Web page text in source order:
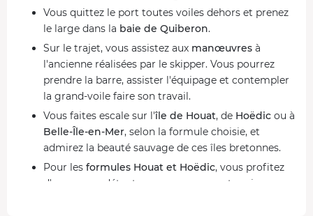
Vous quittez le port toutes voiles dehors et prenez
le large dans la baie de Quiberon.
Sur le trajet, vous assistez aux manœuvres à
l'ancienne réalisées par le skipper. Vous pourrez
prendre la barre, assister l'équipage et contempler
la grand-voile faire son travail.
Vous faites escale sur l'île de Houat, de Hoëdic ou à
Belle-Île-en-Mer, selon la formule choisie, et
admirez la beauté sauvage de ces îles bretonnes.
Pour les formules Houat et Hoëdic, vous profitez
d'une pause détente pour savourer votre pique-